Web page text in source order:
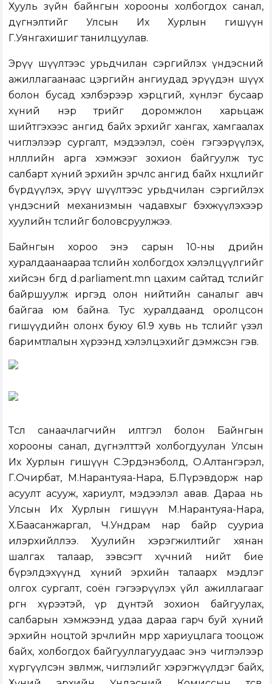
Хууль зүйн байнгын хорооны холбогдох санал,
дүгнэлтийг Улсын Их Хурлын гишүүн
Г.Уянгахишиг танилцуулав.
Эрүү шүүлтээс урьдчилан сэргийлэх үндэсний
ажиллагаанаас цэргийн ангиудад эрүүдэн шүүх
болон бусад хэлбэрээр хэрцгий, хүнлэг бусаар
хүний нэр төрийг доромжлон харьцаж
шийтгэхээс ангид байх эрхийг хангах, хамгаалах
чиглэлээр сургалт, мэдээлэл, соён гэгээрүүлэх,
нөлөөллийн арга хэмжээг зохион байгуулж тус
салбарт хүний эрхийн зөрчлөөс ангид байх нөхцөлийг
бүрдүүлэх, эрүү шүүлтээс урьдчилан сэргийлэх
үндэсний механизмын чадавхыг бэхжүүлэхээр
хуулийн төслийг боловсруулжээ.
Байнгын хороо энэ сарын 10-ны өдрийн
хуралдаанаараа төслийн холбогдох хэлэлцүүлгийг
хийсэн бөгөөд d.parliament.mn цахим сайтад төслийг
байршуулж иргэд олон нийтийн саналыг авч
байгаа юм байна. Тус хуралдаанд оролцсон
гишүүдийн олонх буюу 61.9 хувь нь төслийг үзэл
баримтлалын хүрээнд хэлэлцэхийг дэмжсэн гэв.
Төсөл санаачлагчийн илтгэл болон Байнгын
хорооны санал, дүгнэлттэй холбогдуулан Улсын
Их Хурлын гишүүн С.Эрдэнэболд, О.Алтангэрэл,
Г.Очирбат, М.Нарантуяа-Нара, Б.Пүрэвдорж нар
асуулт асууж, хариулт, мэдээлэл авав. Дараа нь
Улсын Их Хурлын гишүүн М.Нарантуяа-Нара,
Х.Баасанжаргал, Ч.Ундрам нар байр сууриа
илэрхийллээ. Хуулийн хэрэгжилтийг хянан
шалгах талаар, зэвсэгт хүчний нийт бие
бүрэлдэхүүнд хүний эрхийн талаарх мэдлэг
олгох сургалт, соён гэгээрүүлэх үйл ажиллагааг
өргөн хүрээтэй, үр дүнтэй зохион байгуулах,
салбарын хэмжээнд удаа дараа гарч буй хүний
эрхийн ноцтой зөрчлийн мөрөөр хариуцлага тооцож
байх, холбогдох байгууллагуудаас энэ чиглэлээр
хүргүүлсэн зөвлөмж, чиглэлийг хэрэгжүүлдэг байх,